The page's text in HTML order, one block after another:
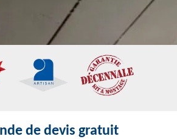
de devis gratuit